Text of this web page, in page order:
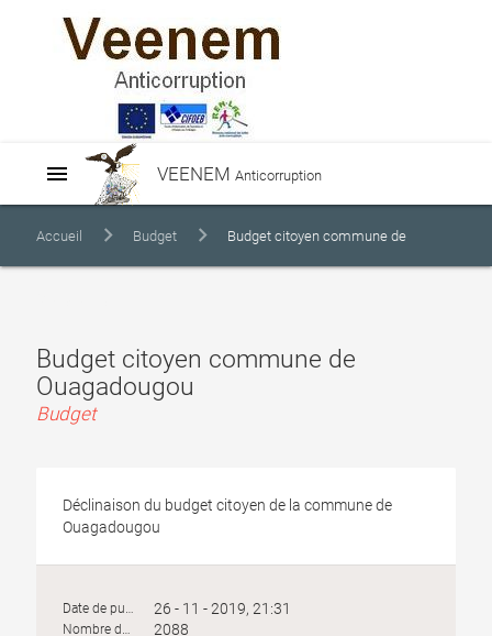
VEENEMAnticorruption
menu
Accueil Budget Budget citoyen commune de
Budget citoyen commune de
Ouagadougou
Budget
Déclinaison du budget citoyen de la commune de
Ouagadougou
Date de publication : 26 - 11 - 2019, 21:31
Nombre de vues : 2088